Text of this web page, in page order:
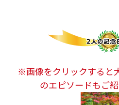
※画像をクリックすると
のエピソードもご紹